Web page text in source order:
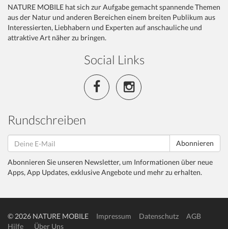
NATURE MOBILE hat sich zur Aufgabe gemacht spannende Themen
aus der Natur und anderen Bereichen einem breiten Publikum aus
Interessierten, Liebhabern und Experten auf anschauliche und
attraktive Art näher zu bringen.
Social Links
Rundschreiben
Abonnieren
Abonnieren Sie unseren Newsletter, um Informationen über neue
Apps, App Updates, exklusive Angebote und mehr zu erhalten.
© 2026 NATURE MOBILE Impressum Datenschutz
AGB
Hilfe
Über Uns